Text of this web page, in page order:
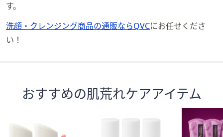
す。
洗顔・クレンジング商品の通販ならQVCにお任せくださ
い！
おすすめの肌荒れケアアイテム